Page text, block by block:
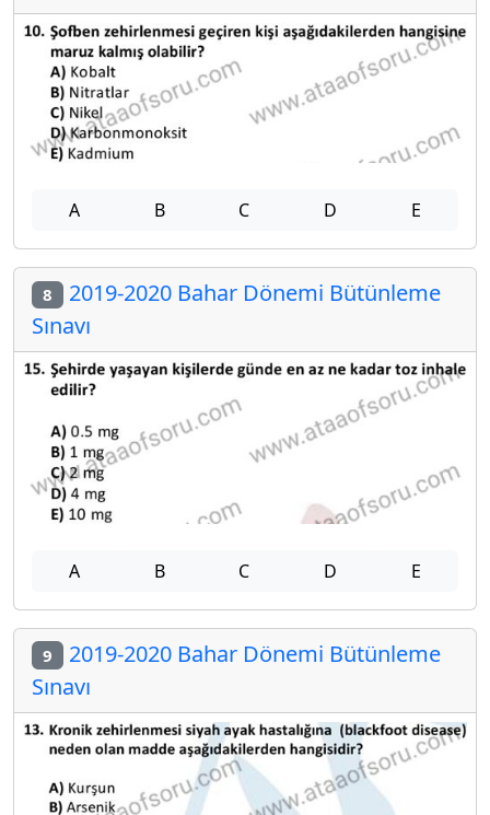
A B C D E
8 2019-2020 Bahar Dönemi Bütünleme
Sınavı
A B C D E
9 2019-2020 Bahar Dönemi Bütünleme
Sınavı